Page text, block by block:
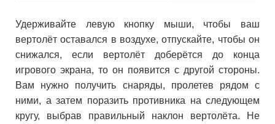
Удерживайте левую кнопку мыши, чтобы ваш
вертолёт оставался в воздухе, отпускайте, чтобы он
снижался, если вертолёт доберётся до конца
игрового экрана, то он появится с другой стороны.
Вам нужно получить снаряды, пролетев рядом с
ними, а затем поразить противника на следующем
кругу, выбрав правильный наклон вертолёта. Не